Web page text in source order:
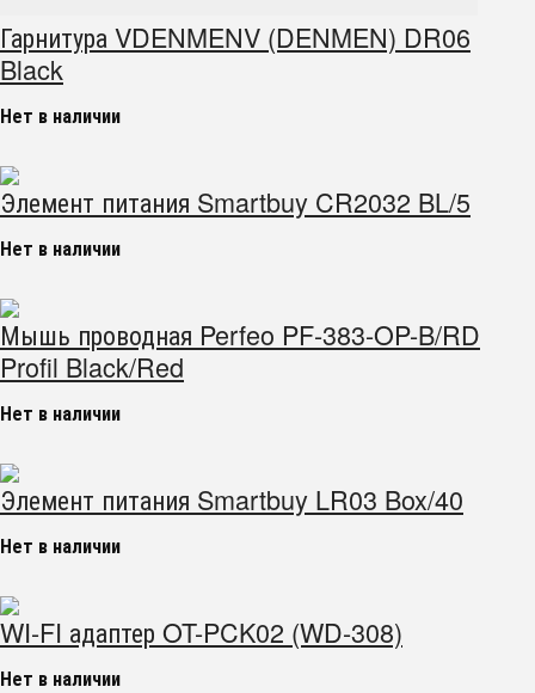
Гарнитура VDENMENV (DENMEN) DR06
Black
Нет в наличии
Элемент питания Smartbuy CR2032 BL/5
Нет в наличии
Мышь проводная Perfeo PF-383-OP-B/RD
Profil Black/Red
Нет в наличии
Элемент питания Smartbuy LR03 Box/40
Нет в наличии
WI-FI адаптер OT-PCK02 (WD-308)
Нет в наличии